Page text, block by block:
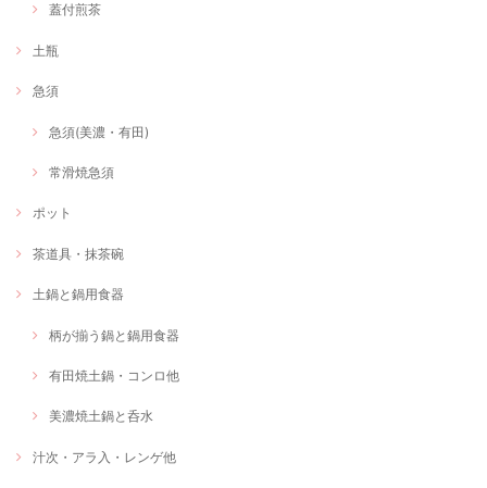
蓋付煎茶
土瓶
急須
急須(美濃・有田)
常滑焼急須
ポット
茶道具・抹茶碗
土鍋と鍋用食器
柄が揃う鍋と鍋用食器
有田焼土鍋・コンロ他
美濃焼土鍋と呑水
汁次・アラ入・レンゲ他